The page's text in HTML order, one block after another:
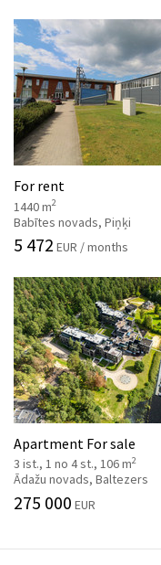
For rent
1440 m2
Babītes novads, Piņķi
5 472 EUR / months
Apartment For sale
3 ist., 1 no 4 st., 106 m2
Ādažu novads, Baltezers
275 000 EUR